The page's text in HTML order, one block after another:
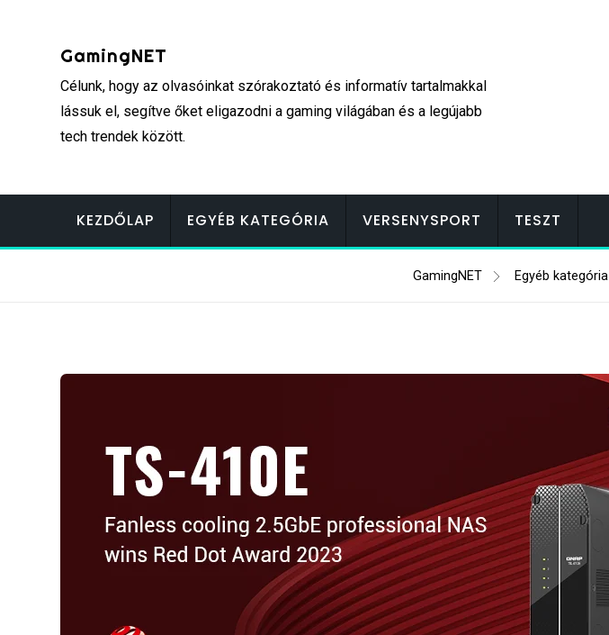
GamingNET
Célunk, hogy az olvasóinkat szórakoztató és informatív tartalmakkal
lássuk el, segítve őket eligazodni a gaming világában és a legújabb
tech trendek között.
KEZDŐLAP EGYÉB KATEGÓRIA VERSENYSPORT TESZT
GamingNET Egyéb kategória